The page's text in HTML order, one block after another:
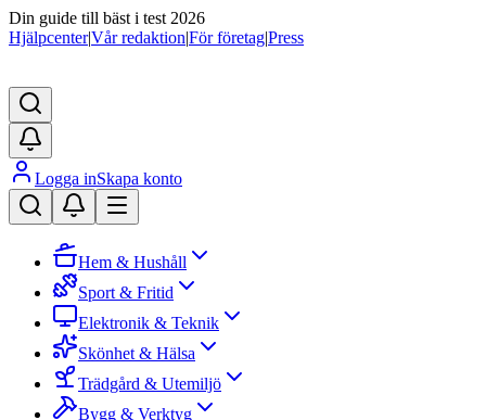
Din guide till bäst i test 2026
Hjälpcenter|Vår redaktion|För företag|Press
Logga inSkapa konto
Hem & Hushåll
Sport & Fritid
Elektronik & Teknik
Skönhet & Hälsa
Trädgård & Utemiljö
Bygg & Verktyg